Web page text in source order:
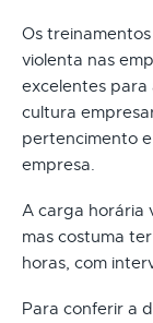
Os treinamentos
violenta nas
excelentes
cultura
pertencimento
empresa.
A carga horária
mas costuma
horas, com
Para conferir a